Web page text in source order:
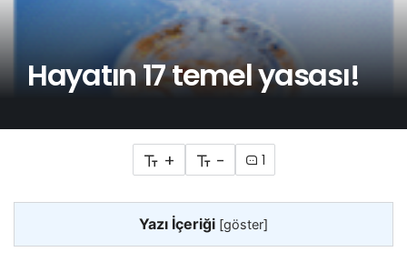
Hayatın 17 temel yasası!
+ - 1
Yazı İçeriği [göster]